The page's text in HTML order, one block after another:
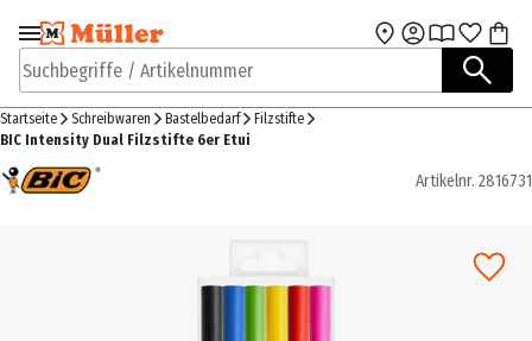
Zur Navigation
springen
Zum Hauptinhalt
Suchbegriffe / Artikelnummer
Startseite Schreibwaren Bastelbedarf
Filzstifte
BIC Intensity Dual Filzstifte 6er Etui
Artikelnr. 2816731